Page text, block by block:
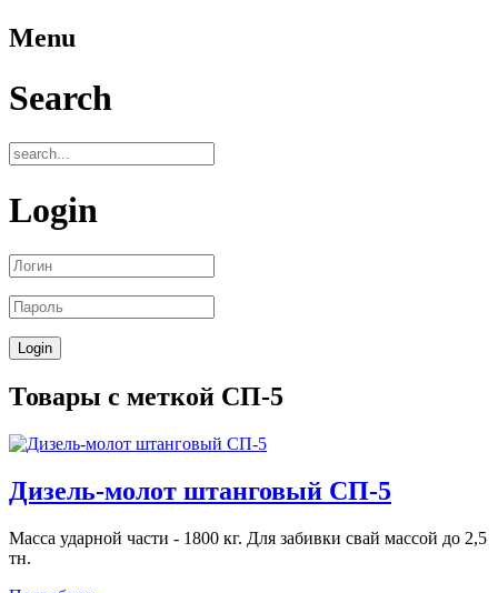
Menu
Search
Login
Товары с меткой СП-5
Дизель-молот штанговый СП-5
Масса ударной части - 1800 кг. Для забивки свай массой до 2,5
тн.